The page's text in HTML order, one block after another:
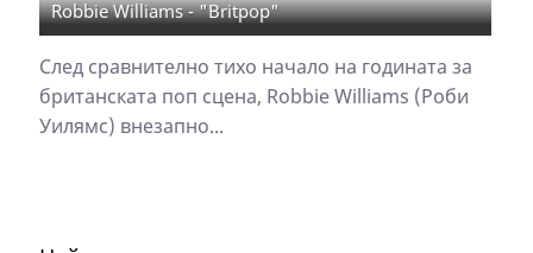
Robbie Williams - "Britpop"
След сравнително тихо начало на годината за
британската поп сцена, Robbie Williams (Роби
Уилямс) внезапно...